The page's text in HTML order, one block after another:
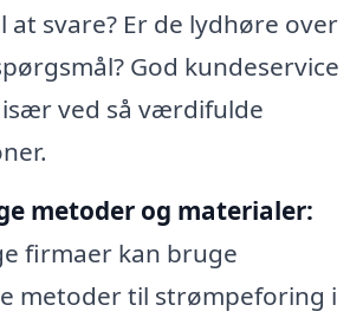
at svare? Er de lydhøre over
God kundeservice
ved så værdifulde
metoder og materialer:
firmaer kan bruge
metoder til strømpeforing i